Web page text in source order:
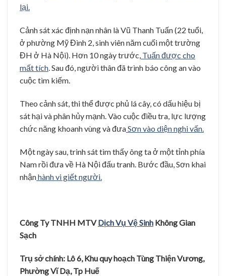
lại.
Cảnh sát xác định nạn nhân là Vũ Thanh Tuấn (22 tuổi,
ở phường Mỹ Đình 2, sinh viên năm cuối một trường
ĐH ở Hà Nội). Hơn 10 ngày trước, Tuấn được cho
mất tích. Sau đó, người thân đã trình báo công an vào
cuộc tìm kiếm.
Theo cảnh sát, thi thể được phủ lá cây, có dấu hiệu bị
sát hại và phân hủy mạnh. Vào cuộc điều tra, lực lượng
chức năng khoanh vùng và đưaSơn vào diện nghi vấn.
Một ngày sau, trinh sát tìm thấy ông ta ở một tỉnh phía
Nam rồi đưa về Hà Nội đấu tranh. Bước đầu, Sơn khai
nhậnhành vi giết người.
Công Ty TNHH MTVDịch Vụ VệSinh Không Gian
Sạch
Trụ sởchính: Lô 6, Khu quy hoạch Tùng Thiện Vương,
Phường VĩDạ, Tp Huê